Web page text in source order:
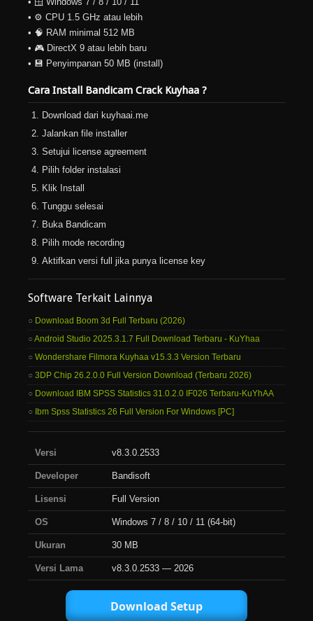
• ⚙️ CPU 1.5 GHz atau lebih
• 🧠 RAM minimal 512 MB
• 🎮 DirectX 9 atau lebih baru
• 💾 Penyimpanan 50 MB (install)
Cara Install Bandicam Crack Kuyhaa ?
Download dari kuyhaai.me
Jalankan file installer
Setujui license agreement
Pilih folder instalasi
Klik Install
Tunggu selesai
Buka Bandicam
Pilih mode recording
Aktifkan versi full jika punya license key
Software Terkait Lainnya
Download Boom 3d Full Terbaru (2026)
Android Studio 2025.3.1.7 Full Download Terbaru - KuYhaa
Wondershare Filmora Kuyhaa v15.3.3 Version Terbaru
3DP Chip 26.2.0.0 Full Version Download (Terbaru 2026)
Download IBM SPSS Statistics 31.0.2.0 IF026 Terbaru-KuYhAA
Ibm Spss Statistics 26 Full Version For Windows [PC]
Versi v8.3.0.2533
Developer Bandisoft
Lisensi Full Version
OS Windows 7 / 8 / 10 / 11 (64-bit)
Ukuran 30 MB
Versi Lama v8.3.0.2533 — 2026
Download Setup